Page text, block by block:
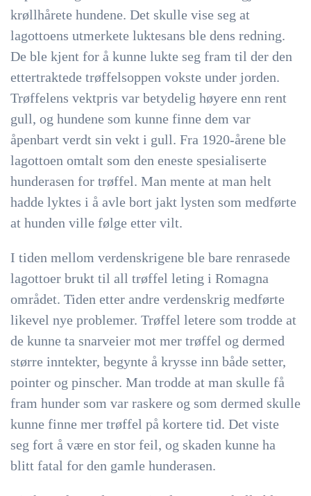
krøllhårete hundene. Det skulle vise seg at
lagottoens utmerkete luktesans ble dens redning.
De ble kjent for å kunne lukte seg fram til der den
ettertraktede trøffelsoppen vokste under jorden.
Trøffelens vektpris var betydelig høyere enn rent
gull, og hundene som kunne finne dem var
åpenbart verdt sin vekt i gull. Fra 1920-årene ble
lagottoen omtalt som den eneste spesialiserte
hunderasen for trøffel. Man mente at man helt
hadde lyktes i å avle bort jakt lysten som medførte
at hunden ville følge etter vilt.
I tiden mellom verdenskrigene ble bare renrasede
lagottoer brukt til all trøffel leting i Romagna
området. Tiden etter andre verdenskrig medførte
likevel nye problemer. Trøffel letere som trodde at
de kunne ta snarveier mot mer trøffel og dermed
større inntekter, begynte å krysse inn både setter,
pointer og pinscher. Man trodde at man skulle få
fram hunder som var raskere og som dermed skulle
kunne finne mer trøffel på kortere tid. Det viste
seg fort å være en stor feil, og skaden kunne ha
blitt fatal for den gamle hunderasen.